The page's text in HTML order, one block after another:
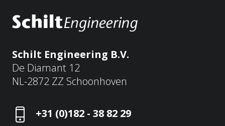
Schilt Engineering B.V.
De Diamant 12
NL-2872 ZZ Schoonhoven
+31 (0)182 - 38 82 29